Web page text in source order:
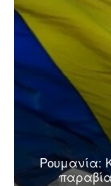
Ρουμανία: